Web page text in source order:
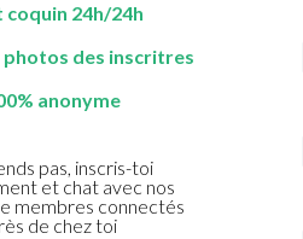
coquin 24h/24h
photos des inscritres
anonyme
pas, inscris-toi
et chat avec nos
membres connectés
de chez toi